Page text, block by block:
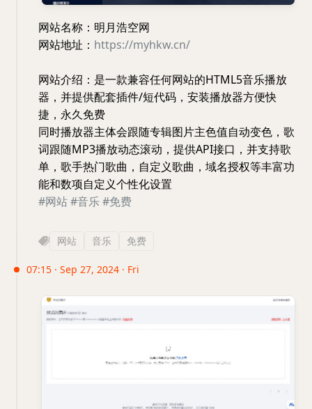
网站名称：明月浩空网
网站地址： https://myhkw.cn/
网站介绍：是一款兼容任何网站的HTML5音乐播放
器，并提供配套插件/短代码，安装播放器方便快
捷，永久免费
同时播放器主体会跟随专辑图片主色值自动变色，歌
词跟随MP3播放动态滚动，提供API接口，并支持歌
单，歌手热门歌曲，自定义歌曲，域名授权等丰富功
能和数项自定义个性化设置
#网站#音乐 #免费
网站 音乐 免费
07:15 · Sep 27, 2024 · Fri